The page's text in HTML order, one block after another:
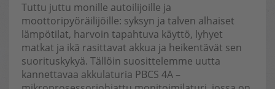
Tuttu juttu monille autoilijoille ja
moottoripyöräilijöille: syksyn ja talven alhaiset
lämpötilat, harvoin tapahtuva käyttö, lyhyet
matkat ja ikä rasittavat akkua ja heikentävät sen
suorituskykyä. Tällöin suosittelemme uutta
kannettavaa akkulaturia PBCS 4A –